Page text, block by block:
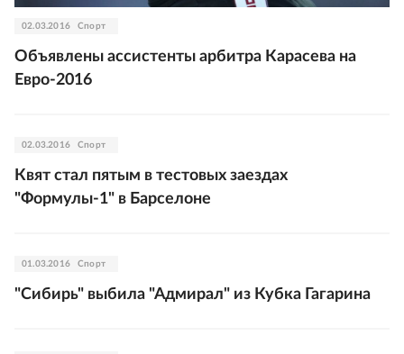
02.03.2016 Спорт
Объявлены ассистенты арбитра Карасева на
Евро-2016
02.03.2016 Спорт
Квят стал пятым в тестовых заездах
"Формулы-1" в Барселоне
01.03.2016 Спорт
"Сибирь" выбила "Адмирал" из Кубка Гагарина